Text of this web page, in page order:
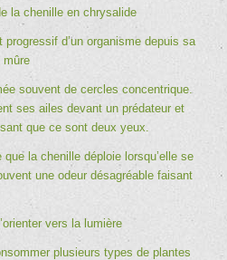
la chenille en chrysalide
progressif d’un organisme depuis sa
mûre
souvent de cercles concentrique.
ses ailes devant un prédateur et
que ce sont deux yeux.
la chenille déploie lorsqu’elle se
une odeur désagréable faisant
vers la lumière
plusieurs types de plantes